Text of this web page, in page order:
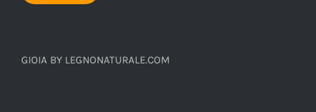
GIOIA BY LEGNONATURALE.COM